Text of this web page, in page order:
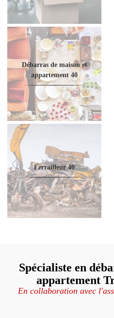
Débarras de maison et
appartement 40
Ferrailleur 40
Spécialiste en
appartement
En collaboration avec